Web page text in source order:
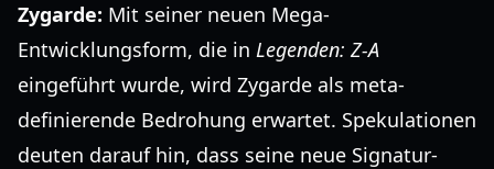
Zygarde: Mit seiner neuen Mega-
Entwicklungsform, die in Legenden: Z-A
eingeführt wurde, wird Zygarde als meta-
definierende Bedrohung erwartet. Spekulationen
deuten darauf hin, dass seine neue Signatur-